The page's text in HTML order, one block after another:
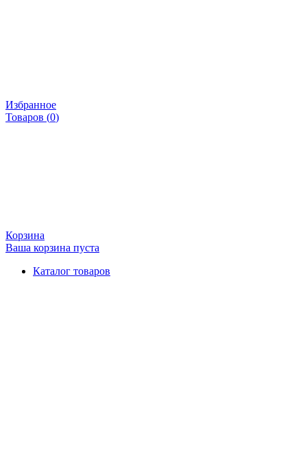
Избранное
Товаров (0)
Корзина
Ваша корзина пуста
Каталог товаров